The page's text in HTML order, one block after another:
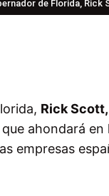
de Florida,
Rick Scott,
ahondará
empresas